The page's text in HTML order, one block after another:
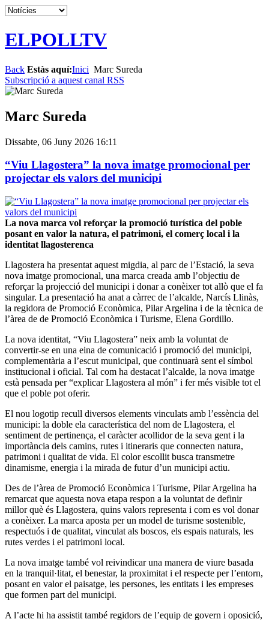
ELPOLLTV
Back Estàs aquí:Inici Marc Sureda
Subscripció a aquest canal RSS
Marc Sureda
Dissabte, 06 Juny 2026 16:11
“Viu Llagostera” la nova imatge promocional per
projectar els valors del municipi
La nova marca vol reforçar la promoció turística del poble
posant en valor la natura, el patrimoni, el comerç local i la
identitat llagosterenca
Llagostera ha presentat aquest migdia, al parc de l’Estació, la seva
nova imatge promocional, una marca creada amb l’objectiu de
reforçar la projecció del municipi i donar a conèixer tot allò que el fa
singular. La presentació ha anat a càrrec de l’alcalde, Narcís Llinàs,
la regidora de Promoció Econòmica, Pilar Argelina i de la tècnica de
l’àrea de de Promoció Econòmica i Turisme, Elena Gordillo.
La nova identitat, “Viu Llagostera” neix amb la voluntat de
convertir-se en una eina de comunicació i promoció del municipi,
complementària a l’escut municipal, que continuarà sent el símbol
institucional i oficial. Tal com ha destacat l’alcalde, la nova imatge
està pensada per “explicar Llagostera al món” i fer més visible tot el
que el poble pot oferir.
El nou logotip recull diversos elements vinculats amb l’essència del
municipi: la doble ela característica del nom de Llagostera, el
sentiment de pertinença, el caràcter acollidor de la seva gent i la
importància dels camins, rutes i itineraris que connecten natura,
patrimoni i qualitat de vida. El color escollit busca transmetre
dinamisme, energia i la mirada de futur d’un municipi actiu.
Des de l’àrea de Promoció Econòmica i Turisme, Pilar Argelina ha
remarcat que aquesta nova etapa respon a la voluntat de definir
millor què és Llagostera, quins valors representa i com es vol donar
a conèixer. La marca aposta per un model de turisme sostenible,
respectuós i de qualitat, vinculat als boscos, els espais naturals, les
rutes verdes i el patrimoni local.
La nova imatge també vol reivindicar una manera de viure basada
en la tranquil·litat, el benestar, la proximitat i el respecte per l’entorn,
posant en valor el paisatge, les persones, les entitats i les empreses
que formen part del municipi.
A l’acte hi ha assistit també regidors de l’equip de govern i oposició,